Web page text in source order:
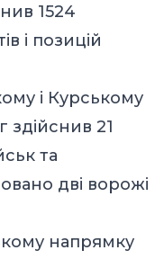
1524
і позицій
і Курському
здійснив 21
та
дві ворожі
напрямку